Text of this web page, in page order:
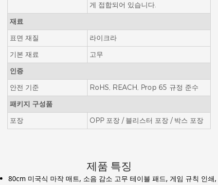
게 접합되어 있습니다.
재료
표면 재질
라이크라
기본 재료
고무
인증
안전 기준
RoHS, REACH, Prop 65 규정 준수
패키지 구성품
포장
OPP 포장 / 블리스터 포장 / 박스 포장
제품 특징
80cm 미국식 마작 매트, 소음 감소 고무 테이블 패드, 게임 규칙 인쇄,